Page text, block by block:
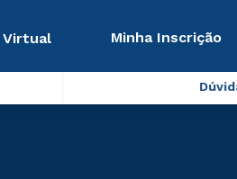
Virtual Minha Inscrição